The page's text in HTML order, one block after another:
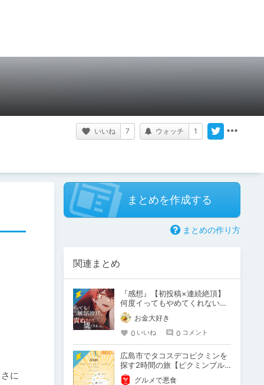
いいね 7 ウォッチ 1
に
まとめを作成する
まとめの作り方
関連まとめ
『感想』【初投稿×連続絶頂】
何度イってもやめてくれない嫉
妬彼氏に激責めされて堕とされ
る。お金大好き
0 いいね 0 コメント
広島市でタコスデコピクミンを
探す2時間の旅【ピクミンブル
ーム / Pikmin Bloom】
グルメで悪食